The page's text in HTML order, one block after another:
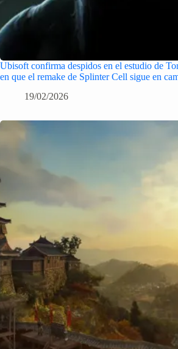
Ubisoft confirma despidos en el estudio de
en que el remake de Splinter Cell sigue en
19/02/2026